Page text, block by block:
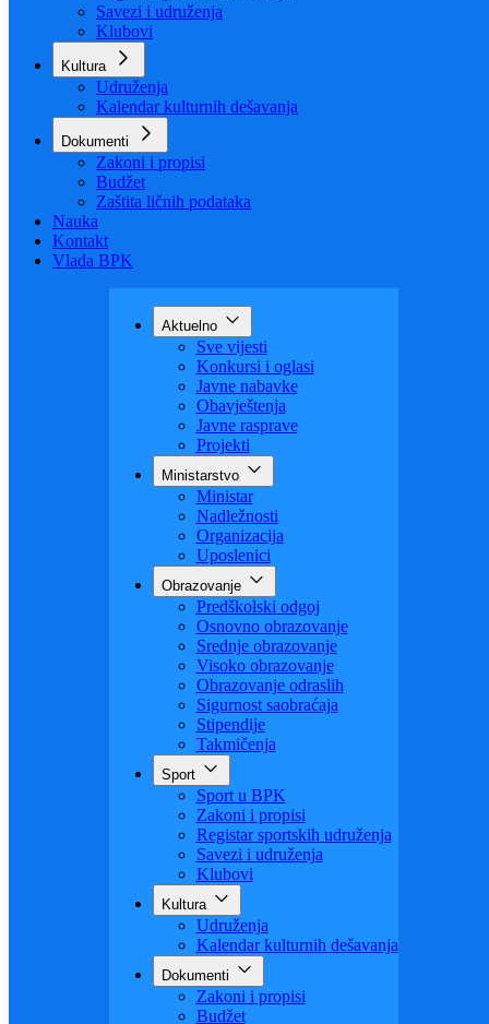
Sport u BPK
Zakoni i propisi
Registar sportskih udruženja
Savezi i udruženja
Klubovi
Udruženja
Kalendar kulturnih dešavanja
Dokumenti
Zakoni i propisi
Budžet
Zaštita ličnih podataka
Aktuelno
Sve vijesti
Konkursi i oglasi
Javne nabavke
Obavještenja
Javne rasprave
Projekti
Ministarstvo
Ministar
Nadležnosti
Organizacija
Uposlenici
Obrazovanje
Predškolski odgoj
Osnovno obrazovanje
Srednje obrazovanje
Visoko obrazovanje
Obrazovanje odraslih
Sigurnost saobraćaja
Stipendije
Takmičenja
Sport
Sport u BPK
Zakoni i propisi
Registar sportskih udruženja
Savezi i udruženja
Klubovi
Udruženja
Kalendar kulturnih dešavanja